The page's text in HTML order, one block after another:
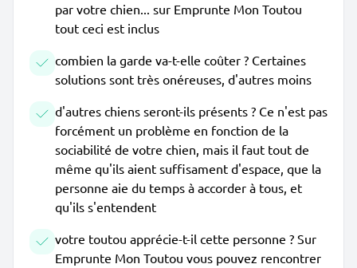
par votre chien... sur Emprunte Mon Toutou
tout ceci est inclus
combien la garde va-t-elle coûter ? Certaines
solutions sont très onéreuses, d'autres moins
d'autres chiens seront-ils présents ? Ce n'est pas
forcément un problème en fonction de la
sociabilité de votre chien, mais il faut tout de
même qu'ils aient suffisament d'espace, que la
personne aie du temps à accorder à tous, et
qu'ils s'entendent
votre toutou apprécie-t-il cette personne ? Sur
Emprunte Mon Toutou vous pouvez rencontrer